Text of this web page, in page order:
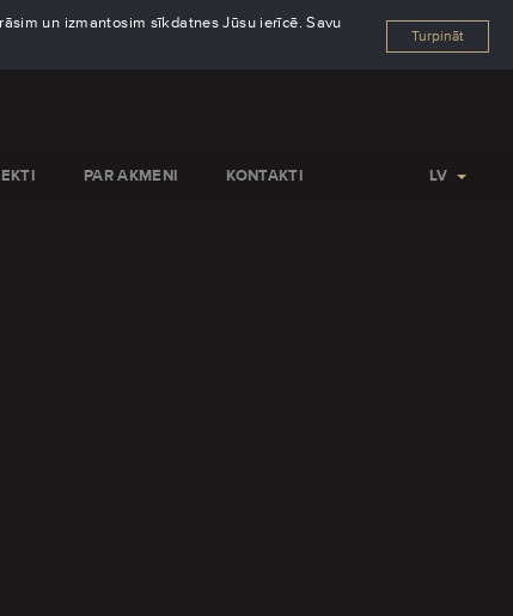
un izmantosim sīkdatnes Jūsu ierīcē. Savu
Turpināt
PAR AKMENI KONTAKTI LV